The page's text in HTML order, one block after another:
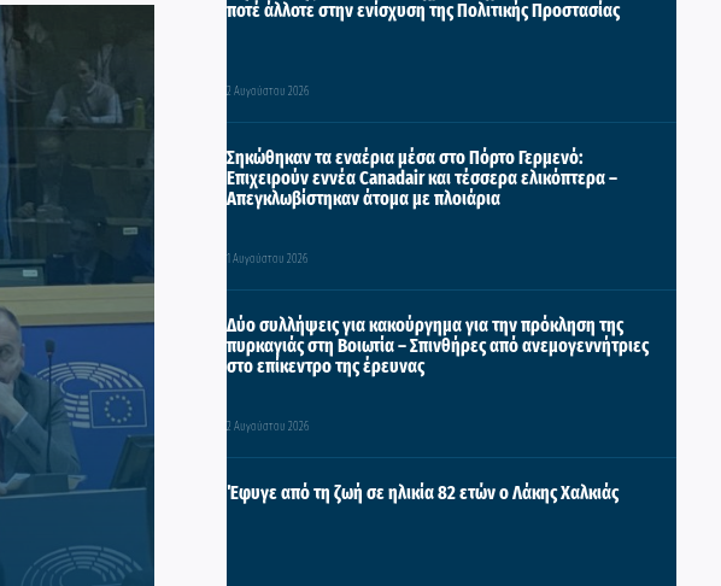
ποτέ άλλοτε στην ενίσχυση της Πολιτικής Προστασίας
2 Αυγούστου 2026
Σηκώθηκαν τα εναέρια μέσα στο Πόρτο Γερμενό:
Επιχειρούν εννέα Canadair και τέσσερα ελικόπτερα –
Απεγκλωβίστηκαν άτομα με πλοιάρια
1 Αυγούστου 2026
Δύο συλλήψεις για κακούργημα για την πρόκληση της
πυρκαγιάς στη Βοιωτία – Σπινθήρες από ανεμογεννήτριες
στο επίκεντρο της έρευνας
2 Αυγούστου 2026
Έφυγε από τη ζωή σε ηλικία 82 ετών ο Λάκης Χαλκιάς